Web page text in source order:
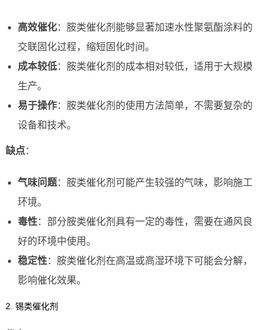
高效催化：胺类催化剂能够显著加速水性聚氨酯涂料的
交联固化过程，缩短固化时间。
成本较低：胺类催化剂的成本相对较低，适用于大规模
生产。
易于操作：胺类催化剂的使用方法简单，不需要复杂的
设备和技术。
缺点：
气味问题：胺类催化剂可能产生较强的气味，影响施工
环境。
毒性：部分胺类催化剂具有一定的毒性，需要在通风良
好的环境中使用。
稳定性：胺类催化剂在高温或高湿环境下可能会分解，
影响催化效果。
2. 锡类催化剂